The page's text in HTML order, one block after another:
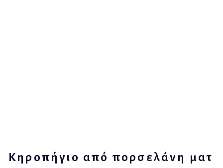
Κηροπήγιο από πορσελάνη ματ